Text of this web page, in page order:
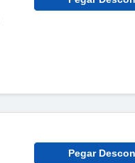
Pegar